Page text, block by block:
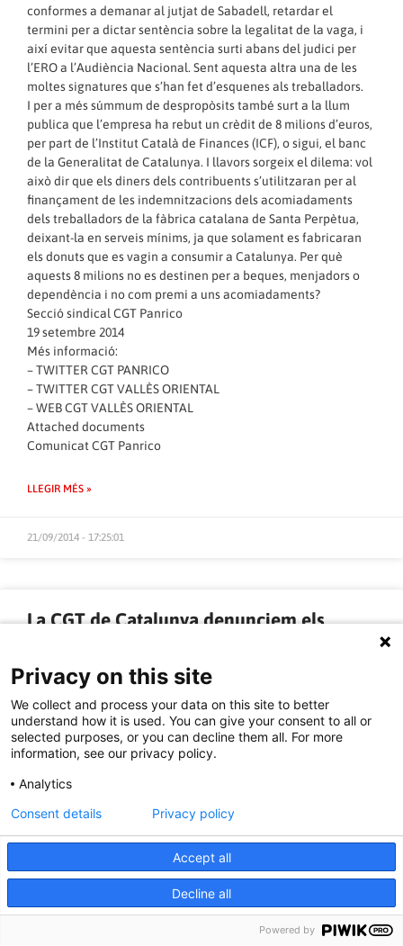
conformes a demanar al jutjat de Sabadell, retardar el
termini per a dictar sentència sobre la legalitat de la vaga, i
així evitar que aquesta sentència surti abans del judici per
l’ERO a l’Audiència Nacional. Sent aquesta altra una de les
moltes signatures que s’han fet d’esquenes als treballadors.
I per a més súmmum de despropòsits també surt a la llum
publica que l’empresa ha rebut un crèdit de 8 milions d’euros,
per part de l’Institut Català de Finances (ICF), o sigui, el banc
de la Generalitat de Catalunya. I llavors sorgeix el dilema: vol
això dir que els diners dels contribuents s’utilitzaran per al
finançament de les indemnitzacions dels acomiadaments
dels treballadors de la fàbrica catalana de Santa Perpètua,
deixant-la en serveis mínims, ja que solament es fabricaran
els donuts que es vagin a consumir a Catalunya. Per què
aquests 8 milions no es destinen per a beques, menjadors o
dependència i no com premi a uns acomiadaments?
Secció sindical CGT Panrico
19 setembre 2014
Més informació:
–TWITTER CGT PANRICO
–TWITTER CGT VALLÈS ORIENTAL
–WEB CGT VALLÈS ORIENTAL
Attached documents
Comunicat CGT Panrico
LLEGIR MÉS »
21/09/2014 - 17:25:01
La CGT de Catalunya denunciem els
la jubilació anticipada i al Conveni
Especial
La CGT de Catalunya denunciem els canvis interpretatius de
l’INSS respecte a la jubilació anticipada i al Conveni Especial
Catalunya denunciem que un simple canvi interpretatiu de
l’INSS (Institut Nacional de la Seguretat Social) endarrerirà
reduint les seves prestacionsde forma il•legal i arbitrària.
Privacy on this site
We collect and process your data on this site to better
understand how it is used. You can give your consent to all or
selected purposes, or you can decline them all. For more
information, see our privacy policy.
Analytics
Accept all
Decline all
Consent details Privacy policy
Powered by